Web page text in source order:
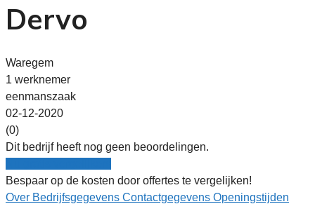
Dervo
Waregem
1 werknemer
eenmanszaak
02-12-2020
(0)
Dit bedrijf heeft nog geen beoordelingen.
Bespaar op de kosten door offertes te vergelijken!
Over Bedrijfsgegevens Contactgegevens Openingstijden